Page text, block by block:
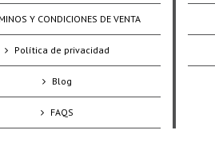
Y CONDICIONES DE VENTA
Política de privacidad
Blog
FAQS